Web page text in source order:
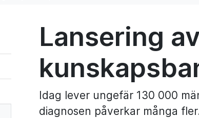
Lansering
Idag lever ungefär 130 000
diagnosen påverkar många